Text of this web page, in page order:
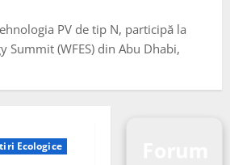
PV de tip N, participă la
Summit (WFES) din Abu Dhabi,
Ecologice